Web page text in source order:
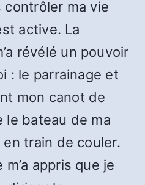
contrôler ma vie
active. La
révélé un pouvoir
: le parrainage et
mon canot de
le bateau de ma
train de couler.
appris que je